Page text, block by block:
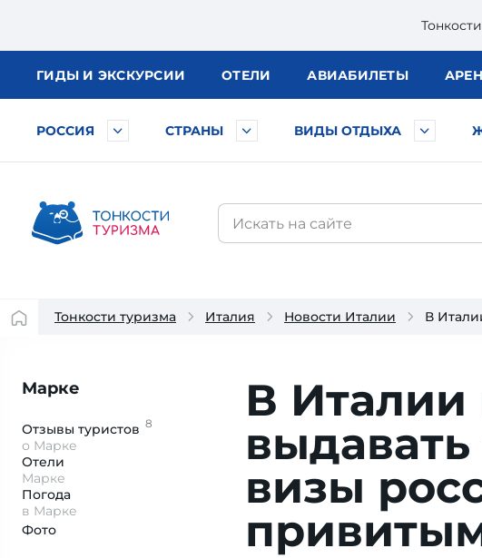
ГИДЫ И ЭКСКУРСИИ ОТЕЛИ АВИАБИЛЕТЫ
РОССИЯ СТРАНЫ ВИДЫ ОТДЫХА
Тонкости туризма Италия Новости Италии В
Марке
Отзывы туристов 8
о Марке
Отели
Марке
Погода
в Марке
Фото
В
визы